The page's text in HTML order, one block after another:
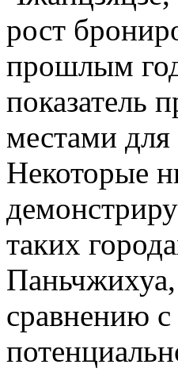
рост
прошлым
показатель
местами
Некоторые
таких
сравнению